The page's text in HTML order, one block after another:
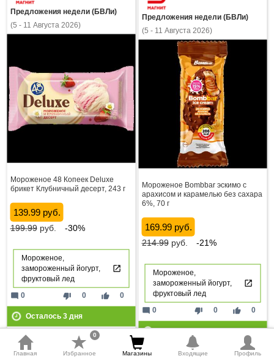
Предложения недели (БВЛи)
(5 - 11 Августа 2026)
Мороженое 48 Копеек Deluxe
брикет Клубничный десерт, 243 г
139.99 руб.
199.99руб. -30%
Мороженое,
замороженный йогурт,
фруктовый лед
thumb_down 0 thumb_up 0
mode_comment 0
Осталось 3дня
Предложения недели (БВЛи)
(5 - 11 Августа 2026)
Мороженое Bombbar эскимо с
арахисом и карамелью без сахара
6%, 70 г
169.99 руб.
214.99руб. -21%
Мороженое,
замороженный йогурт,
фруктовый лед
thumb_down 0 thumb_up 0
mode_comment 0
Осталось3дня
Главная Избранное
0
Магазины Входящие Профиль